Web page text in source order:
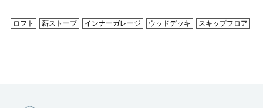
ロフト 薪ストーブ インナーガレージ ウッドデッキ スキップフロア